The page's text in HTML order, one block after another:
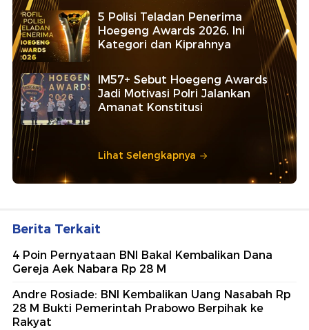
5 Polisi Teladan Penerima
Hoegeng Awards 2026, Ini
Kategori dan Kiprahnya
IM57+ Sebut Hoegeng Awards
Jadi Motivasi Polri Jalankan
Amanat Konstitusi
Lihat Selengkapnya
Berita Terkait
4 Poin Pernyataan BNI Bakal Kembalikan Dana
Gereja Aek Nabara Rp 28 M
Andre Rosiade: BNI Kembalikan Uang Nasabah Rp
28 M Bukti Pemerintah Prabowo Berpihak ke
Rakyat